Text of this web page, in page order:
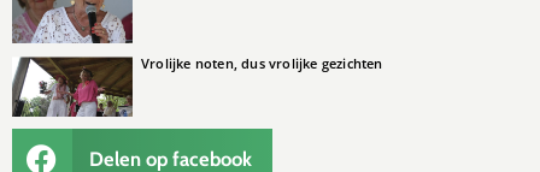
Vrolijke noten, dus vrolijke gezichten
Delen op facebook